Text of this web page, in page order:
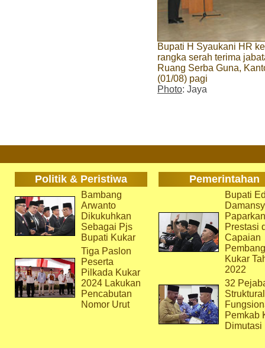
Bupati H Syaukani HR
rangka serah terima
Ruang Serba Guna,
(01/08) pagi
Photo: Jaya
Politik & Peristiwa Pemerintahan
Bambang
Arwanto
Dikukuhkan
Sebagai Pjs
Bupati Kukar
Tiga Paslon
Peserta
Pilkada Kukar
2024 Lakukan
Pencabutan
Nomor Urut
Bupati
Paparkan
Prestasi
Capaian
Kukar
2022
32
Pemkab
Dimutasi